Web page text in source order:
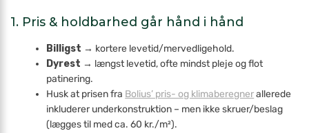
1. Pris & holdbarhed går hånd i hånd
Billigst → kortere levetid/mer­vedligehold.
Dyrest → længst levetid, ofte mindst pleje og flot
patinering.
Husk at prisen fra Bolius’ pris- og klimaberegnerallerede
inkluderer underkonstruktion – men ikke skruer/beslag
(lægges til med ca. 60 kr./m²).